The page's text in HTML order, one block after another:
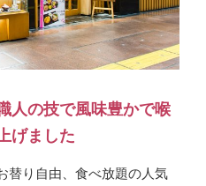
人の技で風味豊かで喉
げました
替り自由、食べ放題の人気